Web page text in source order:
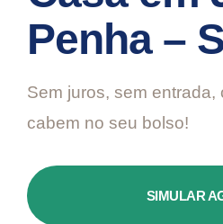
Penha –
Sem juros, sem entrada,
cabem no seu bolso!
SIMULAR